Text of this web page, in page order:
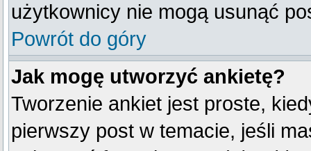
użytkownicy nie mogą usunąć
Powrót do góry
Jak mogę utworzyć ankietę?
Tworzenie ankiet jest proste,
pierwszy post w temacie, jeśli